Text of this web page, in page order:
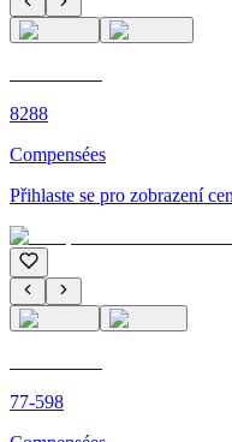
8288
Compensées
Přihlaste se pro zobrazení cen
77-598